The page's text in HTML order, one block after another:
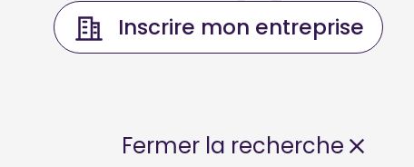
Inscrire mon entreprise
Fermer la recherche